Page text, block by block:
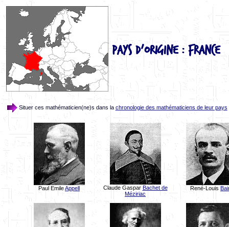
Pays d'origine : France
Situer ces mathématicien(ne)s dans la chronologie des mathématiciens de leur pays
Paul EmileAppell Claude Gaspar Bachet de
Méziriac
René-Louis